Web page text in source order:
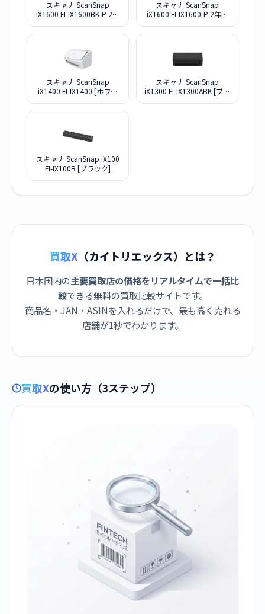
スキャナ ScanSnap
iX1600 FI-IX1600BK-P 2年
スキャナ ScanSnap
iX1600 FI-IX1600-P 2年保
スキャナ ScanSnap
iX1400 FI-IX1400 [ホワイ
スキャナ ScanSnap
iX1300 FI-IX1300ABK [ブラ
スキャナ ScanSnap iX100
FI-IX100B [ブラック]
買取X （カイトリエックス）とは？
日本国内の主要買取店の価格をリアルタイムで一括比
較できる無料の買取比較サイトです。
商品名・JAN・ASINを入れるだけで、最も高く売れる
店舗が1秒でわかります。
買取Xの使い方（3ステップ）